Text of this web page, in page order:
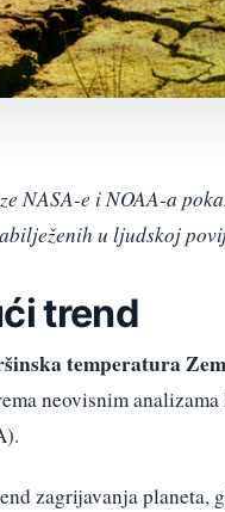
NASA-e i NOAA-a
u ljudskoj
trend
temperatura
neovisnim
zagrijavanja planeta,